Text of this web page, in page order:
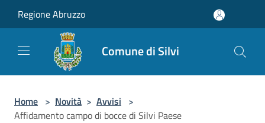
Regione Abruzzo
Comune di Silvi
Home > Novità > Avvisi >
Affidamento campo di bocce di Silvi Paese